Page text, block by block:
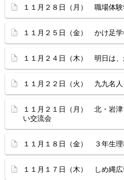
１１月２８日（月） 職場体験
１１月２５日（金） かけ足学
１１月２４日（木） 明日は、
１１月２２日（火） 九九名人
１１月２１日（月） 北・岩
い交流会
１１月１８日（金） ３年生
１１月１７日（木） しめ縄広